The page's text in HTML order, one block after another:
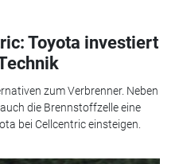
Toyota investiert
zum Verbrenner. Neben
die Brennstoffzelle eine
bei Cellcentric einsteigen.